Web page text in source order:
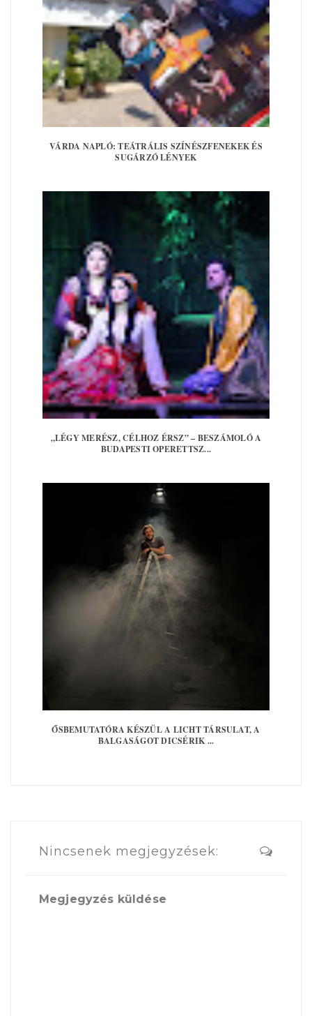
VÁRDA NAPLÓ: TEÁTRÁLIS SZÍNÉSZFENEKEK ÉS
SUGÁRZÓ LÉNYEK
„LÉGY MERÉSZ, CÉLHOZ ÉRSZ” – BESZÁMOLÓ A
BUDAPESTI OPERETTSZ...
ŐSBEMUTATÓRA KÉSZÜL A LICHT TÁRSULAT, A
BALGASÁGOT DICSÉRIK ...
Nincsenek megjegyzések:
Megjegyzés küldése